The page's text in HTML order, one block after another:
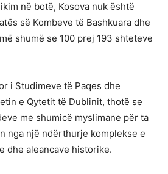
në botë, Kosova nuk është
së Kombeve të Bashkuara dhe
shumë se 100 prej 193 shteteve
i Studimeve të Paqes dhe
e Qytetit të Dublinit, thotë se
me shumicë myslimane për ta
nga një ndërthurje komplekse e
dhe aleancave historike.